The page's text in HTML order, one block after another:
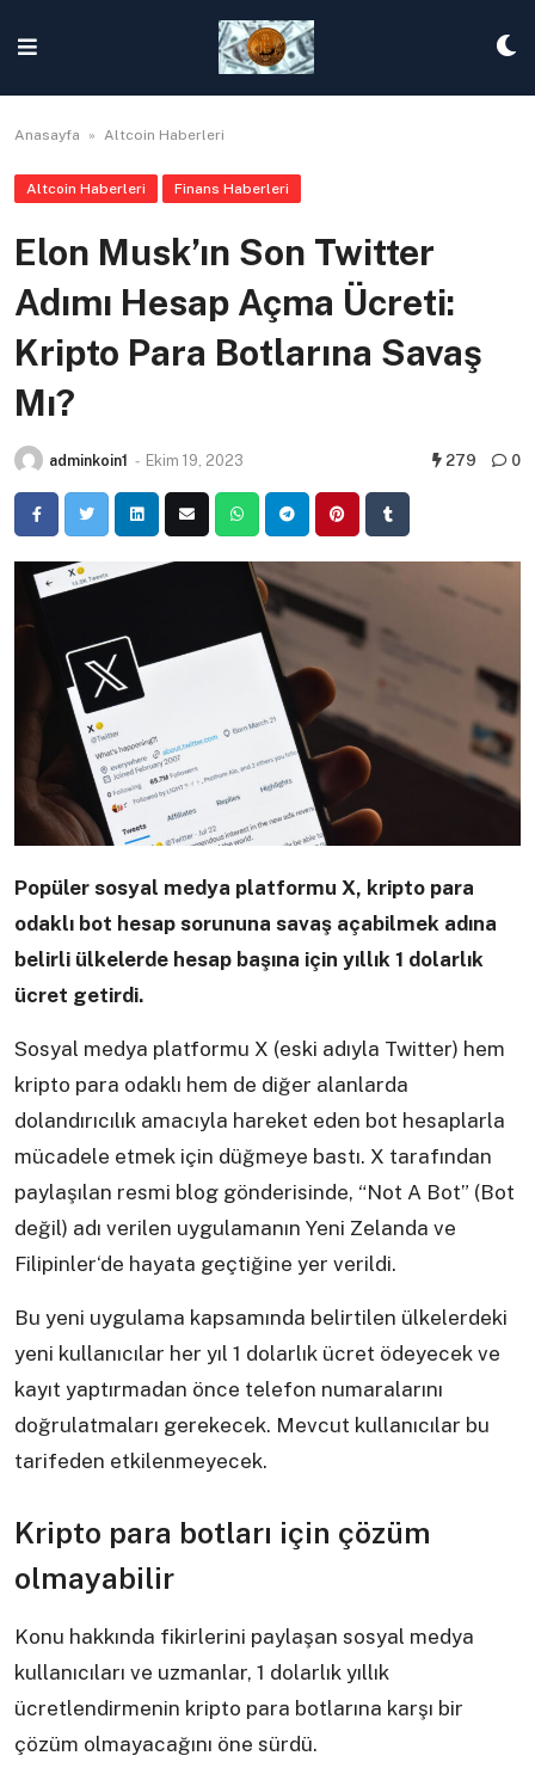
content
Anasayfa » Altcoin Haberleri
Altcoin Haberleri Finans Haberleri
Elon Musk’ın Son Twitter
Adımı Hesap Açma Ücreti:
Kripto Para Botlarına Savaş
Mı?
adminkoin1 - Ekim 19, 2023 279 0
Popüler sosyal medya platformu X, kripto para
odaklı bot hesap sorununa savaş açabilmek adına
belirli ülkelerde hesap başına için yıllık 1 dolarlık
ücret getirdi.
Sosyal medya platformu X (eski adıyla Twitter) hem
kripto para odaklı hem de diğer alanlarda
dolandırıcılık amacıyla hareket eden bot hesaplarla
mücadele etmek için düğmeye bastı. X tarafından
paylaşılan resmi blog gönderisinde, “Not A Bot” (Bot
değil) adı verilen uygulamanın Yeni Zelanda ve
Filipinler‘de hayata geçtiğine yer verildi.
Bu yeni uygulama kapsamında belirtilen ülkelerdeki
yeni kullanıcılar her yıl 1 dolarlık ücret ödeyecek ve
kayıt yaptırmadan önce telefon numaralarını
doğrulatmaları gerekecek. Mevcut kullanıcılar bu
tarifeden etkilenmeyecek.
Kripto para botları için çözüm
olmayabilir
Konu hakkında fikirlerini paylaşan sosyal medya
kullanıcıları ve uzmanlar, 1 dolarlık yıllık
ücretlendirmenin kripto para botlarına karşı bir
çözüm olmayacağını öne sürdü.